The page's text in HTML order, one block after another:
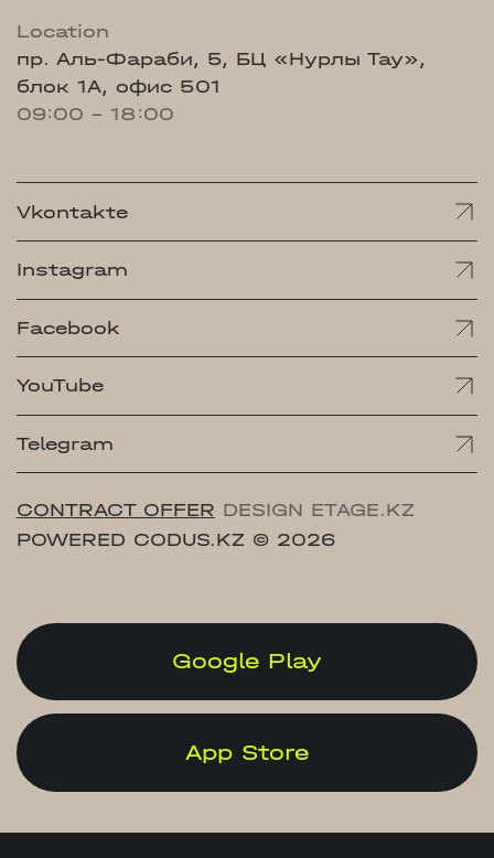
Location
пр. Аль-Фараби, 5, БЦ «Нурлы Тау»,
блок 1А, офис 501
09:00 - 18:00
Vkontakte
Instagram
Facebook
YouTube
Telegram
CONTRACT OFFER DESIGN ETAGE.KZ
POWERED CODUS.KZ © 2026
Google Play
App Store